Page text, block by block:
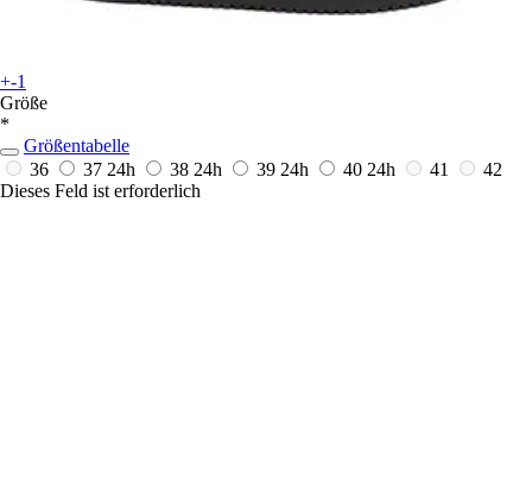
+-1
Größe
*
Größentabelle
36
37 24h 38 24h 39 24h 40 24h 41
42
Dieses Feld ist erforderlich